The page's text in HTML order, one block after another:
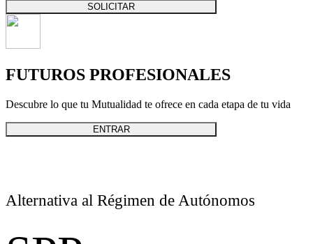
SOLICITAR
FUTUROS PROFESIONALES
Descubre lo que tu Mutualidad te ofrece en cada etapa de tu vida
ENTRAR
Alternativa al Régimen de Autónomos